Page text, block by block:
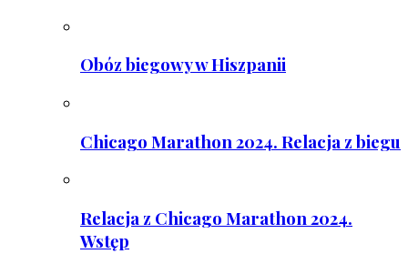
Obóz biegowy w Hiszpanii
Chicago Marathon 2024. Relacja z biegu
Relacja z Chicago Marathon 2024.
Wstęp